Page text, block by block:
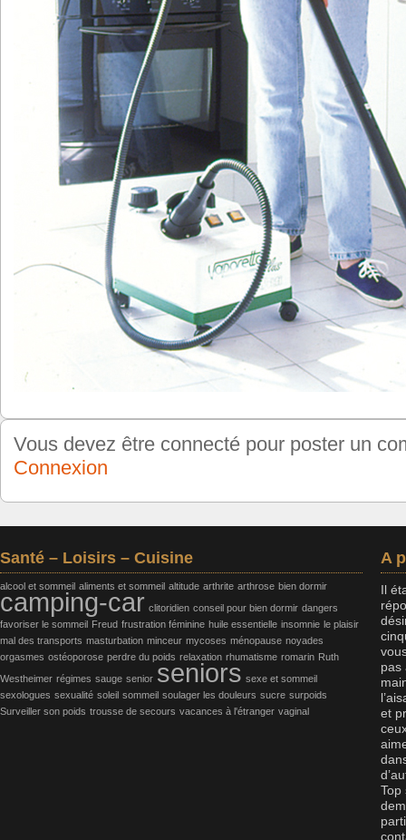
Vous devez être connecté pour poster un
Connexion
Santé – Loisirs – Cuisine
alcool et sommeil aliments et sommeil altitude arthrite arthrose bien dormir
camping-car clitoridien conseil pour bien dormir dangers
favoriser le sommeil Freud frustration féminine huile essentielle insomnie le plaisir
mal des transports masturbation minceur mycoses ménopause noyades
orgasmes ostéoporose perdre du poids relaxation rhumatisme romarin Ruth
Westheimer régimes sauge senior seniors sexe et sommeil
sexologues sexualité soleil sommeil soulager les douleurs sucre surpoids
Surveiller son poids trousse de secours vacances à l'étranger vaginal
A
Il
pas
et
Top